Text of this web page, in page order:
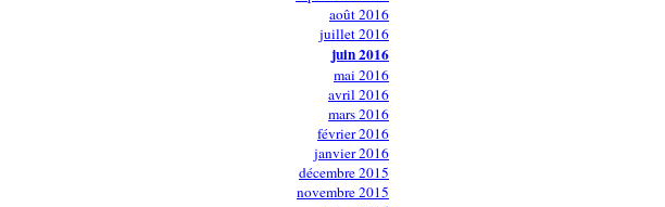
août 2016
juillet 2016
juin 2016
mai 2016
avril 2016
mars 2016
février 2016
janvier 2016
décembre 2015
novembre 2015